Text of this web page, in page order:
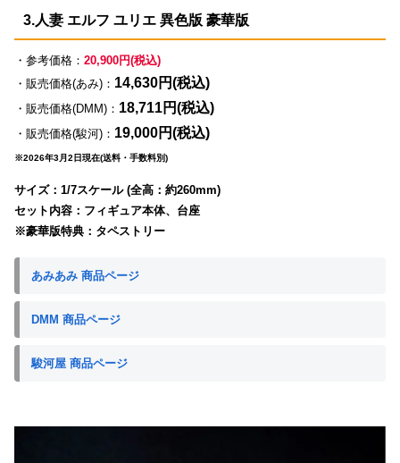
3.人妻 エルフ ユリエ 異色版 豪華版
・参考価格： 20,900円(税込)
・販売価格(あみ)： 14,630円(税込)
・販売価格(DMM)： 18,711円(税込)
・販売価格(駿河)： 19,000円(税込)
※2026年3月2日現在(送料・手数料別)
サイズ：1/7スケール (全高：約260mm)
セット内容：フィギュア本体、台座
※豪華版特典：タペストリー
あみあみ 商品ページ
DMM 商品ページ
駿河屋 商品ページ